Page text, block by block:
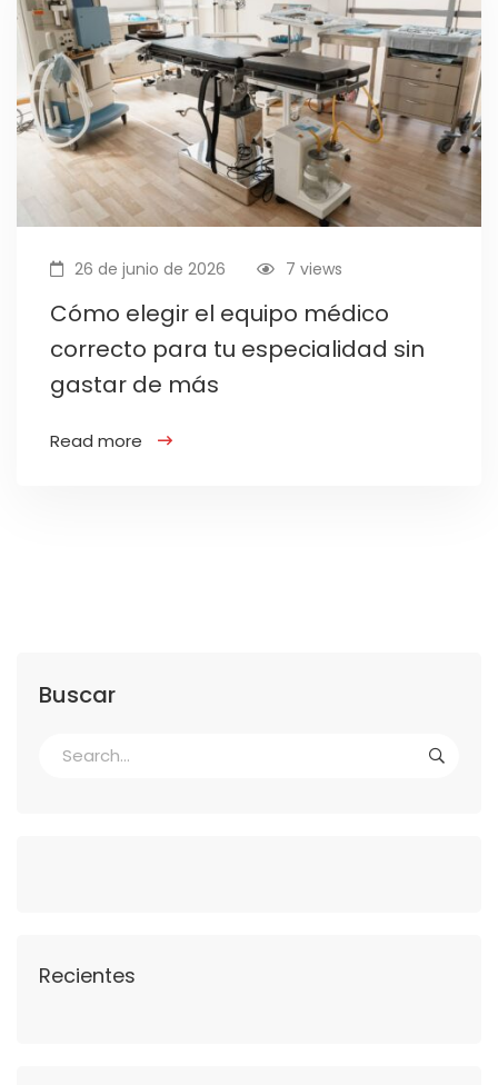
Buscar
Recientes
26 de junio de 2026 7 views
Cómo elegir el equipo médico
correcto para tu especialidad sin
gastar de más
Read more